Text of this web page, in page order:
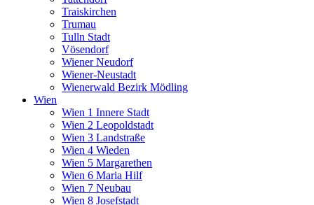
Traiskirchen
Trumau
Tulln Stadt
Vösendorf
Wiener Neudorf
Wiener-Neustadt
Wienerwald Bezirk Mödling
Wien
Wien 1 Innere Stadt
Wien 2 Leopoldstadt
Wien 3 Landstraße
Wien 4 Wieden
Wien 5 Margarethen
Wien 6 Maria Hilf
Wien 7 Neubau
Wien 8 Josefstadt